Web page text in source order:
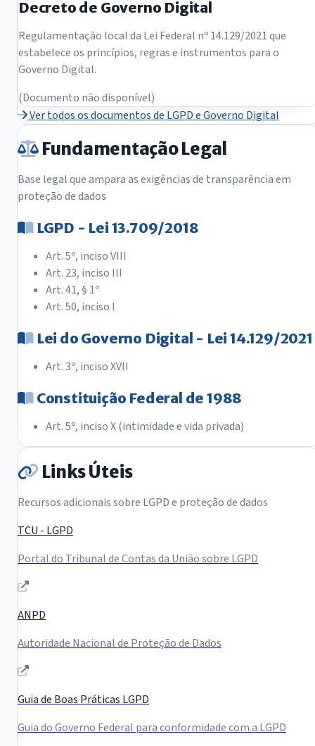
Decreto de Governo Digital
Regulamentação local da Lei Federal nº 14.129/2021 que
estabelece os princípios, regras e instrumentos para o
Governo Digital.
(Documento não disponível)
Ver todos os documentos de LGPD e Governo Digital
Fundamentação Legal
Base legal que ampara as exigências de transparência em
proteção de dados
LGPD - Lei 13.709/2018
Art. 5º, inciso VIII
Art. 23, inciso III
Art. 41, § 1º
Art. 50, inciso I
Lei do Governo Digital - Lei 14.129/2021
Art. 3º, inciso XVII
Constituição Federal de 1988
Art. 5º, inciso X (intimidade e vida privada)
Links Úteis
Recursos adicionais sobre LGPD e proteção de dados
TCU - LGPD
Portal do Tribunal de Contas da União sobre LGPD
ANPD
Autoridade Nacional de Proteção de Dados
Guia de Boas Práticas LGPD
Guia do Governo Federal para conformidade com a LGPD